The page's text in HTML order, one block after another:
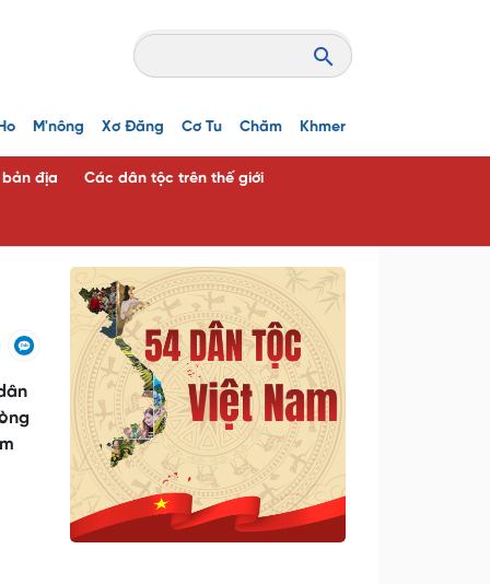
M'nông Xơ Đăng Cơ Tu Chăm Khmer
bản địa Các dân tộc trên thế giới